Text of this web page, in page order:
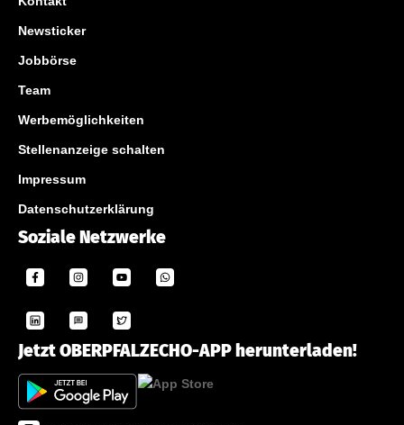
Newsticker
Jobbörse
Team
Werbemöglichkeiten
Stellenanzeige schalten
Impressum
Datenschutzerklärung
Soziale Netzwerke
Jetzt OBERPFALZECHO-APP herunterladen!